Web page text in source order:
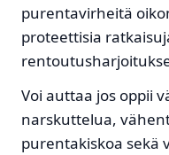
purentavirheitä
proteettisia
Voi auttaa jos oppii
narskuttelua,
purentakiskoa sekä